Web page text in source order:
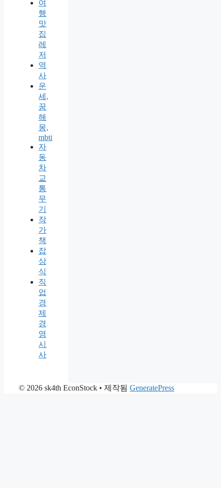
여
행
맛
집
레
저
역
사
운
세,
꿈
해
몽,
mbti
자
동
차
교
통
무
기
작
가
책
잡
상
식
직
업
경
제
경
영
시
사
© 2026 sk4th EconStock • 제작됨 GeneratePress